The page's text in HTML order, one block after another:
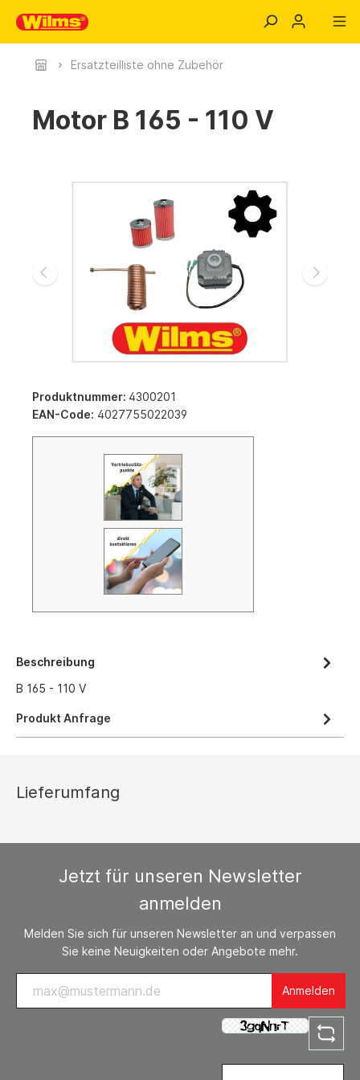
Ersatzteilliste ohne Zubehör
Motor B 165 - 110 V
Produktnummer: 4300201
EAN-Code: 4027755022039
Beschreibung
B 165 - 110 V
Produkt Anfrage
Lieferumfang
Jetzt für unseren Newsletter
anmelden
Melden Sie sich für unseren Newsletter an und verpassen
Sie keine Neuigkeiten oder Angebote mehr.
Anmelden